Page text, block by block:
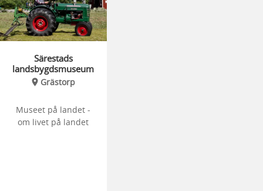
Särestads
landsbygdsmuseum
Grästorp
Museet på landet -
om livet på landet